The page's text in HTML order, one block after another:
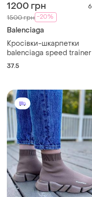
1200 грн 6
1500 грн -20%
Balenciaga
Кросівки-шкарпетки
balenciaga speed trainer
37.5